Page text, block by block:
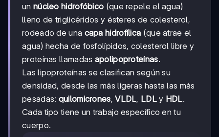
un núcleo hidrofóbico (que repele el agua)
lleno de triglicéridos y ésteres de colesterol,
rodeado de una capa hidrofílica (que atrae el
agua) hecha de fosfolípidos, colesterol libre y
proteínas llamadas apolipoproteínas.
Las lipoproteínas se clasifican según su
densidad, desde las más ligeras hasta las más
pesadas: quilomicrones,VLDL, LDLy HDL.
Cada tipo tiene un trabajo específico en tu
cuerpo.